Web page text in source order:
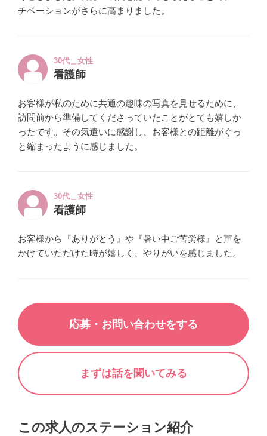
チベーションがさらに高まりました。
30代＿女性
看護師
お客様が私のために共通の趣味の写真を見せるために、
訪問前から準備してくださっていたことがとても嬉しか
ったです。その気遣いに感謝し、お客様との距離がぐっ
と縮まったように感じました。
30代＿女性
看護師
お客様から『ありがとう』や『暑い中ご苦労様』と声を
かけていただけた時が嬉しく、やりがいを感じました。
応募・お問い合わせをする
まずは話を聞いてみる
この求人のステーション紹介